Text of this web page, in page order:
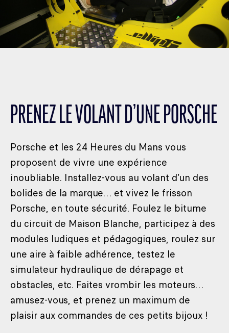
PRENEZ LE VOLANT D’UNE PORSCHE
Porsche et les 24 Heures du Mans vous
proposent de vivre une expérience
inoubliable. Installez-vous au volant d’un des
bolides de la marque… et vivez le frisson
Porsche, en toute sécurité. Foulez le bitume
du circuit de Maison Blanche, participez à des
modules ludiques et pédagogiques, roulez sur
une aire à faible adhérence, testez le
simulateur hydraulique de dérapage et
obstacles, etc. Faites vrombir les moteurs…
amusez-vous, et prenez un maximum de
plaisir aux commandes de ces petits bijoux !